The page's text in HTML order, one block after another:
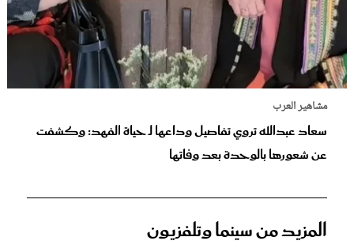
مشاهير العرب
سعاد عبدالله تروي تفاصيل وداعها لـ حياة الفهد: وكشفت
عن شعورها بالوحدة بعد وفاتها
المزيد من سينما وتلفزيون